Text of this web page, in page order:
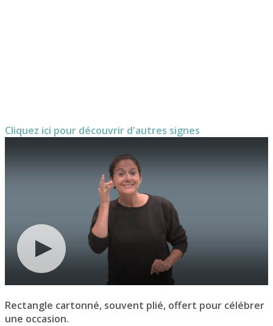
Cliquez ici pour découvrir d'autres signes
Rectangle cartonné, souvent plié, offert pour célébrer
une occasion.